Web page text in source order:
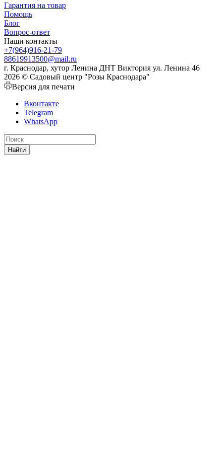
Гарантия на товар
Помощь
Блог
Вопрос-ответ
Наши контакты
+7(964)916-21-79
88619913500@mail.ru
г. Краснодар, хутор Ленина ДНТ Виктория ул. Ленина 46
2026 © Садовый центр "Розы Краснодара"
Версия для печати
Вконтакте
Telegram
WhatsApp
Найти